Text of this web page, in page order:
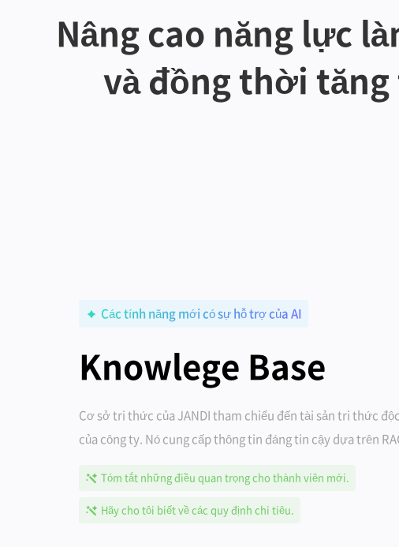
Nâng cao năng lực
và đồng thời
Các tính năng mới có sự hỗ trợ của AI
Knowlege Base
Cơ sở tri thức của JANDI tham chiếu đến tài sản tri thức
của công ty. Nó cung cấp thông tin đáng tin cậy dựa trên
Tóm tắt những điều quan trọng cho thành viên mới.
Hãy cho tôi biết về các quy định chi tiêu.